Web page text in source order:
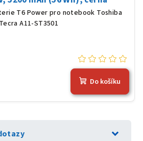
T6 Power pro notebook Toshiba
Tecra A11-ST3501
Do košíku
expand_more